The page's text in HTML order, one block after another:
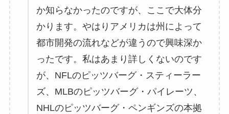
か知らなかったのですが、ここで大体分
かります。やはりアメリカは州によって
都市開発の流れなどが違うので興味深か
ったです。私はあまり詳しくないのです
が、NFLのピッツバーグ・スティーラー
ズ、MLBのピッツバーグ・パイレーツ、
NHLのピッツバーグ・ペンギンズの本拠